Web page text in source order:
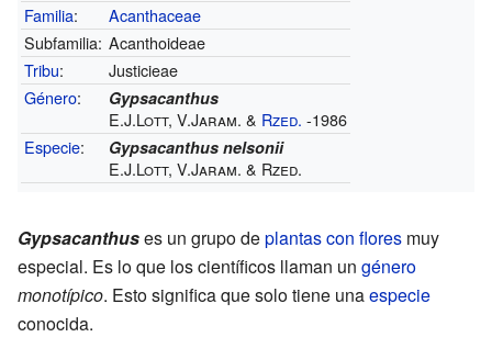
Familia:
Acanthaceae
Subfamilia: Acanthoideae
Tribu:
Justicieae
Género: Gypsacanthus
E.J.Lott, V.Jaram. & Rzed. -1986
Especie: Gypsacanthus nelsonii
E.J.Lott, V.Jaram. & Rzed.
Gypsacanthuses un grupo deplantas con flores muy
especial. Es lo que los científicos llaman un género
monotípico. Esto significa que solo tiene unaespecie
conocida.